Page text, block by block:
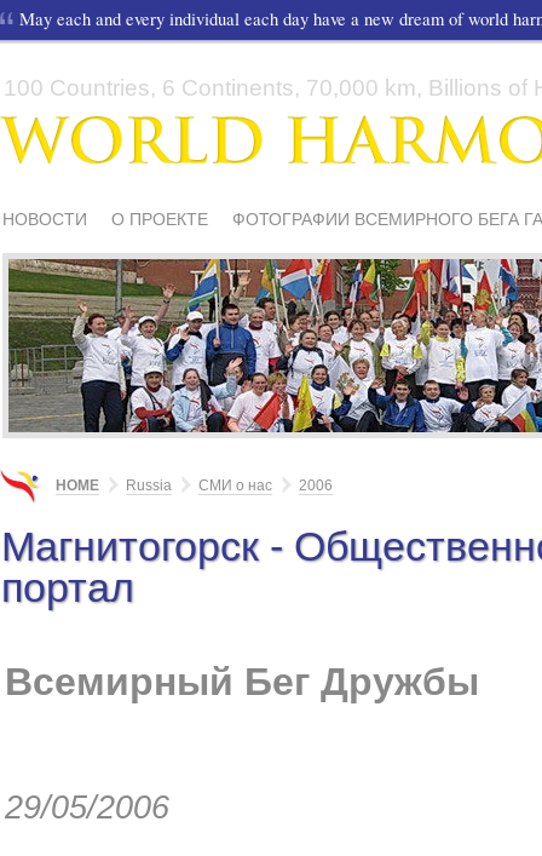
May each and every individual each day have a new dream of world
100 Countries, 6 Continents, 70,000 km, Billions of
НОВОСТИ О ПРОЕКТЕ
ФОТОГРАФИИ ВСЕМИРНОГО БЕГА
СМИ О НАС
ШКОЛЫ И ДЕТИ МАТЕРИАЛЫ ПИСЬМА
HOME Russia СМИ о нас 2006
Магнитогорск -
портал
Всемирный Бег Дружбы
29/05/2006